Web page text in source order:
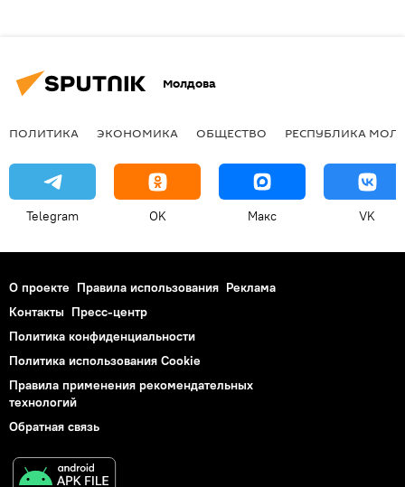
Молдова
ПОЛИТИКА ЭКОНОМИКА ОБЩЕСТВО РЕСПУБЛИКА
Telegram OK Макс VK
О проекте Правила использования Реклама
Контакты Пресс-центр
Политика конфиденциальности
Политика использования Cookie
Правила применения рекомендательных
технологий
Обратная связь